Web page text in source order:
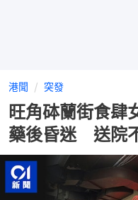
港聞 突發
旺角砵蘭街食
藥後昏迷 送院